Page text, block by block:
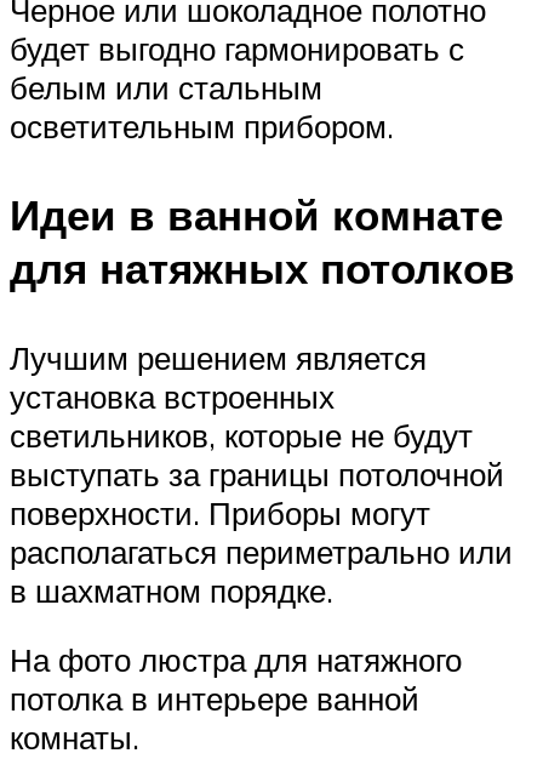
Черное или шоколадное полотно
будет выгодно гармонировать с
белым или стальным
осветительным прибором.
Идеи в ванной комнате
для натяжных потолков
Лучшим решением является
установка встроенных
светильников, которые не будут
выступать за границы потолочной
поверхности. Приборы могут
располагаться периметрально или
в шахматном порядке.
На фото люстра для натяжного
потолка в интерьере ванной
комнаты.